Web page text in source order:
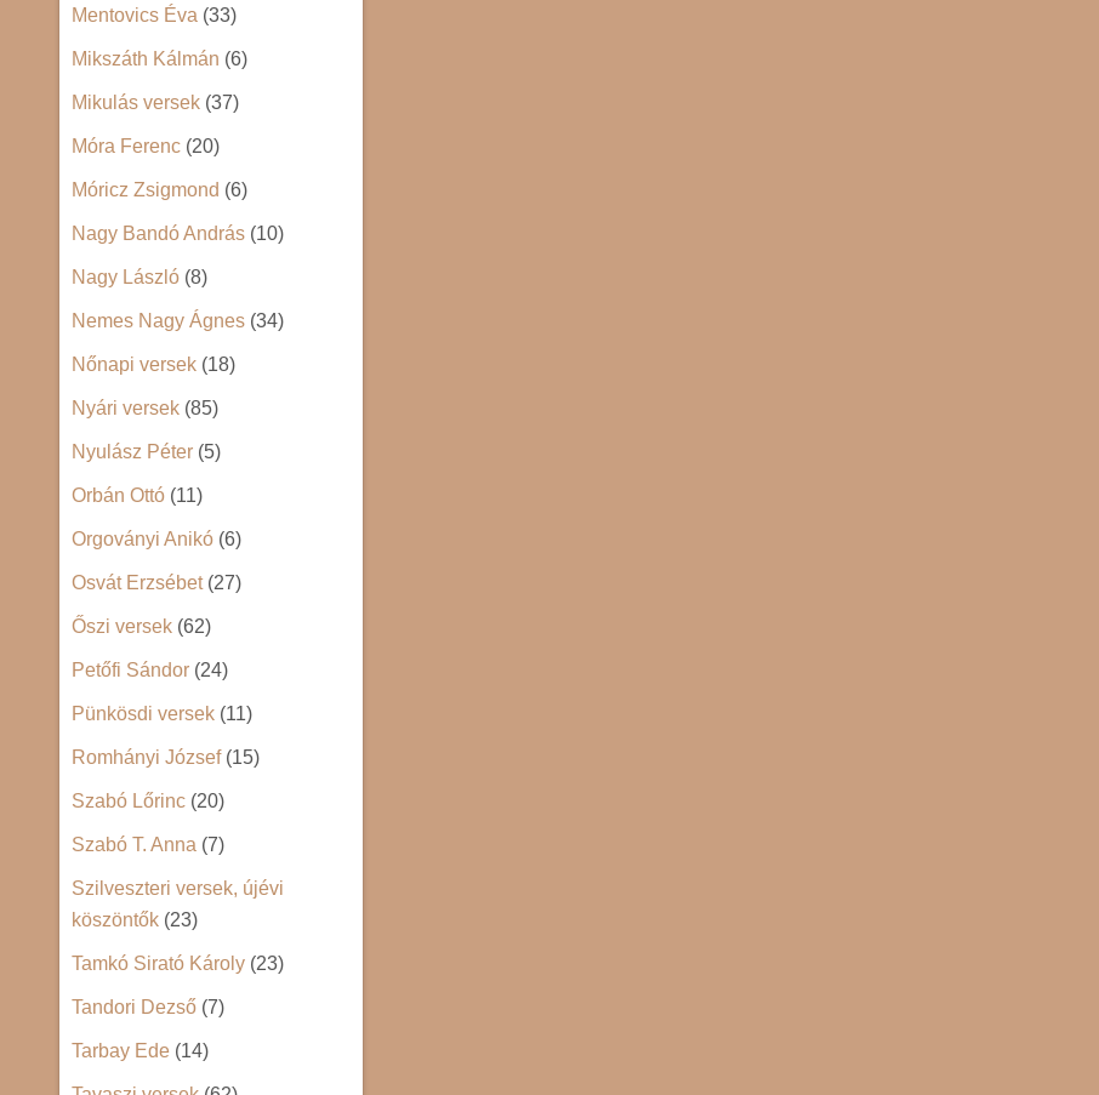
Mentovics Éva (33)
Mikszáth Kálmán (6)
Mikulás versek (37)
Móra Ferenc (20)
Móricz Zsigmond (6)
Nagy Bandó András (10)
Nagy László (8)
Nemes Nagy Ágnes (34)
Nőnapi versek (18)
Nyári versek (85)
Nyulász Péter (5)
Orbán Ottó (11)
Orgoványi Anikó (6)
Osvát Erzsébet(27)
Őszi versek (62)
Petőfi Sándor (24)
Pünkösdi versek (11)
Romhányi József(15)
Szabó Lőrinc (20)
Szabó T. Anna (7)
Szilveszteri versek, újévi
köszöntők (23)
Tamkó Sirató Károly (23)
Tandori Dezső (7)
Tarbay Ede (14)